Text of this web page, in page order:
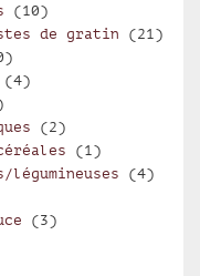
(10)
de gratin (21)
(4)
(2)
(1)
légumineuses (4)
(3)